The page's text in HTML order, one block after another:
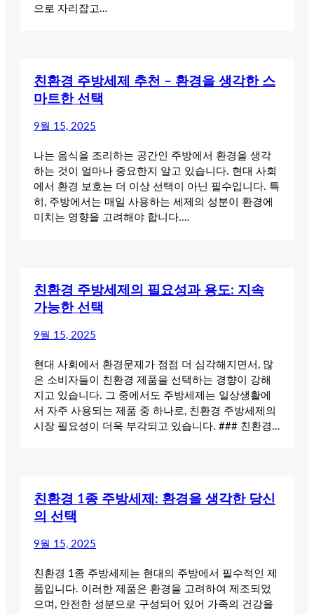
으로 자리잡고…
친환경 주방세제 추천 – 환경을 생각한 스
마트한 선택
9월 15, 2025
나는 음식을 조리하는 공간인 주방에서 환경을 생각
하는 것이 얼마나 중요한지 알고 있습니다. 현대 사회
에서 환경 보호는 더 이상 선택이 아닌 필수입니다. 특
히, 주방에서는 매일 사용하는 세제의 성분이 환경에
미치는 영향을 고려해야 합니다.…
친환경 주방세제의 필요성과 용도: 지속
가능한 선택
9월 15, 2025
현대 사회에서 환경문제가 점점 더 심각해지면서, 많
은 소비자들이 친환경 제품을 선택하는 경향이 강해
지고 있습니다. 그 중에서도 주방세제는 일상생활에
서 자주 사용되는 제품 중 하나로, 친환경 주방세제의
시장 필요성이 더욱 부각되고 있습니다. ### 친환경…
친환경 1종 주방세제: 환경을 생각한 당신
의 선택
9월 15, 2025
친환경 1종 주방세제는 현대의 주방에서 필수적인 제
품입니다. 이러한 제품은 환경을 고려하여 제조되었
으며, 안전한 성분으로 구성되어 있어 가족의 건강을